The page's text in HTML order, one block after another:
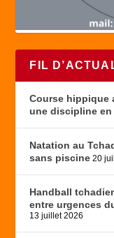
FIL
Course hippique
une discipline en
Natation au
sans piscine 20
Handball
entre urgences
13 juillet 2026